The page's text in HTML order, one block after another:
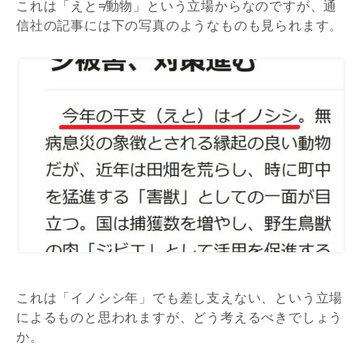
これは「えと≠動物」という立場からなのですが、通
信社の記事には下の写真のようなものも見られます。
これは「イノシシ年」でも差し支えない、という立場
によるものと思われますが、どう考えるべきでしょう
か。